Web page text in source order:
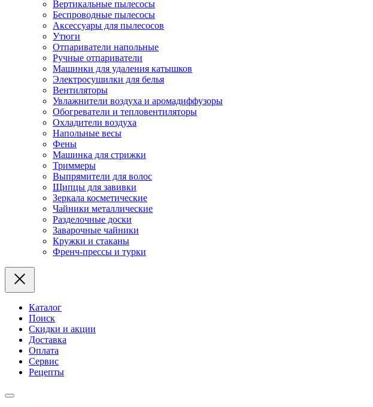
Вертикальные пылесосы
Беспроводные пылесосы
Аксессуары для пылесосов
Утюги
Отпариватели напольные
Ручные отпариватели
Машинки для удаления катышков
Электросушилки для белья
Вентиляторы
Увлажнители воздуха и аромадиффузоры
Обогреватели и тепловентиляторы
Охладители воздуха
Напольные весы
Фены
Машинка для стрижки
Триммеры
Выпрямители для волос
Щипцы для завивки
Зеркала косметические
Чайники металлические
Разделочные доски
Заварочные чайники
Кружки и стаканы
Френч-прессы и турки
Каталог
Поиск
Скидки и акции
Доставка
Оплата
Сервис
Рецепты